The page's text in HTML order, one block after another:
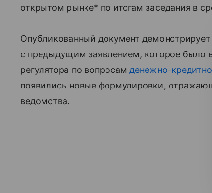
открытом рынке* по итогам заседания в
Опубликованный документ
с предыдущим заявлением, которое было
регулятора по вопросамденежно-
появились новые формулировки,
ведомства.